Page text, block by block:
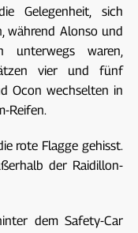
Gelegenheit, sich
während Alonso und
unterwegs waren,
vier und fünf
Ocon wechselten in
Reifen.
rote Flagge gehisst.
der Raidillon-
dem Safety-Car